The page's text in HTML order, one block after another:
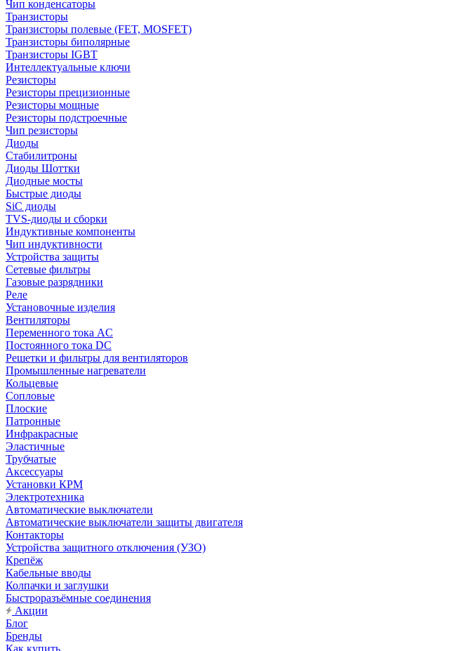
Чип конденсаторы
Транзисторы
Транзисторы полевые (FET, MOSFET)
Транзисторы биполярные
Транзисторы IGBT
Интеллектуальные ключи
Резисторы
Резисторы прецизионные
Резисторы мощные
Резисторы подстроечные
Чип резисторы
Диоды
Стабилитроны
Диоды Шоттки
Диодные мосты
Быстрые диоды
SiC диоды
TVS-диоды и сборки
Индуктивные компоненты
Чип индуктивности
Устройства защиты
Сетевые фильтры
Газовые разрядники
Реле
Установочные изделия
Вентиляторы
Переменного тока AC
Постоянного тока DC
Решетки и фильтры для вентиляторов
Промышленные нагреватели
Кольцевые
Сопловые
Плоские
Патронные
Инфракрасные
Эластичные
Трубчатые
Аксессуары
Установки КРМ
Электротехника
Автоматические выключатели
Автоматические выключатели защиты двигателя
Контакторы
Устройства защитного отключения (УЗО)
Крепёж
Кабельные вводы
Колпачки и заглушки
Быстроразъёмные соединения
Акции
Блог
Бренды
Как купить